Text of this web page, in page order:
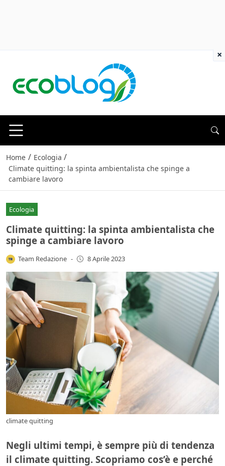
Home / Ecologia /
Climate quitting: la spinta ambientalista che spinge a
cambiare lavoro
Ecologia
Climate quitting: la spinta ambientalista che
spinge a cambiare lavoro
Team Redazione - 8 Aprile 2023
climate quitting
Negli ultimi tempi, è sempre più di tendenza
il climate quitting. Scopriamo cos’è e perché
×